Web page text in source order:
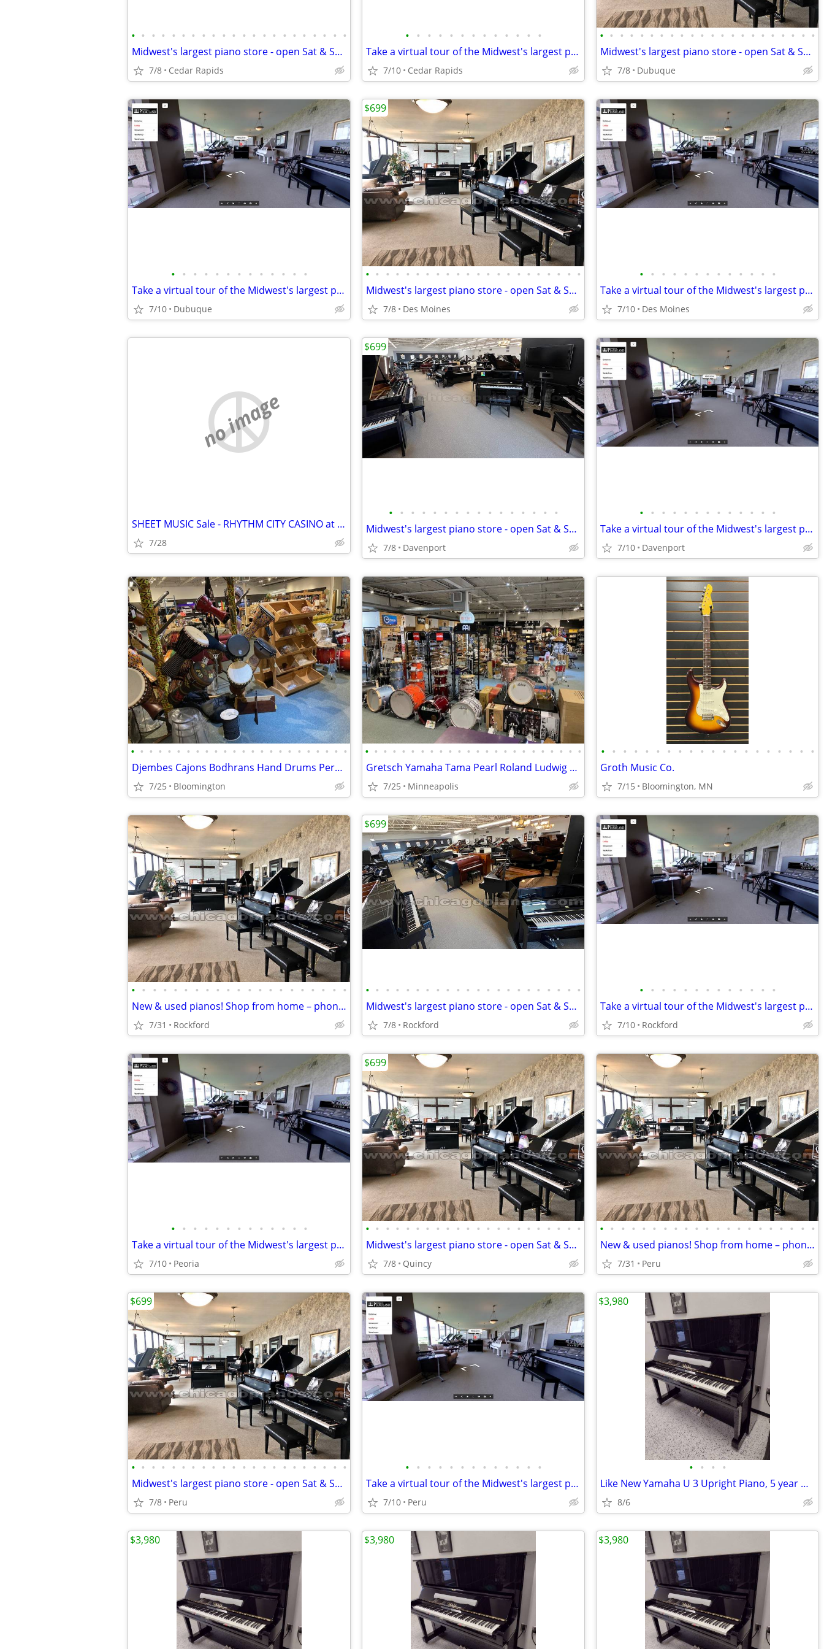
• • • • • • • • • • • • • • • • • • • • • •
Midwest's largest piano store - open Sat & Sun!
7/8 Cedar Rapids
• • • • • • • • • • • • •
Take a virtual tour of the Midwest's largest piano store!
7/10 Cedar Rapids
• • • • • • • • • • • • • • • • • • • • • •
Midwest's largest piano store - open Sat & Sun!
7/8 Dubuque
• • • • • • • • • • • • •
Take a virtual tour of the Midwest's largest piano store!
7/10 Dubuque
• • • • • • • • • • • • • • • • • • • • • •
Midwest's largest piano store - open Sat & Sun!
7/8 Des Moines
$699
• • • • • • • • • • • • •
Take a virtual tour of the Midwest's largest piano store!
7/10 Des Moines
no image
SHEET MUSIC Sale - RHYTHM CITY CASINO at 7077 Elmore Avenue, Davenport
7/28
• • • • • • • • • • • • • • • •
Midwest's largest piano store - open Sat & Sun!
7/8 Davenport
$699
• • • • • • • • • • • • •
Take a virtual tour of the Midwest's largest piano store!
7/10 Davenport
• • • • • • • • • • • • • • • • • • • • • • • •
Djembes Cajons Bodhrans Hand Drums Percussion
7/25 Bloomington
• • • • • • • • • • • • • • • • • • • • • • • •
Gretsch Yamaha Tama Pearl Roland Ludwig Premier Zildjian Paiste Sabia
7/25 Minneapolis
• • • • • • • • • • • • • • • • • • • •
Groth Music Co.
7/15 Bloomington, MN
• • • • • • • • • • • • • • • • • • • • •
New & used pianos! Shop from home – phone & virtual demos available
7/31 Rockford
• • • • • • • • • • • • • • • • • • • • • •
Midwest's largest piano store - open Sat & Sun!
7/8 Rockford
$699
• • • • • • • • • • • • •
Take a virtual tour of the Midwest's largest piano store!
7/10 Rockford
• • • • • • • • • • • • •
Take a virtual tour of the Midwest's largest piano store!
7/10 Peoria
• • • • • • • • • • • • • • • • • • • • • •
Midwest's largest piano store - open Sat & Sun!
7/8 Quincy
$699
• • • • • • • • • • • • • • • • • • • • •
New & used pianos! Shop from home – phone & video demos available
7/31 Peru
• • • • • • • • • • • • • • • • • • • • • •
Midwest's largest piano store - open Sat & Sun!
7/8 Peru
$699
• • • • • • • • • • • • •
Take a virtual tour of the Midwest's largest piano store!
7/10 Peru
• • • •
Like New Yamaha U 3 Upright Piano, 5 year Warranty
8/6
$3,980
$3,980 $3,980 $3,980